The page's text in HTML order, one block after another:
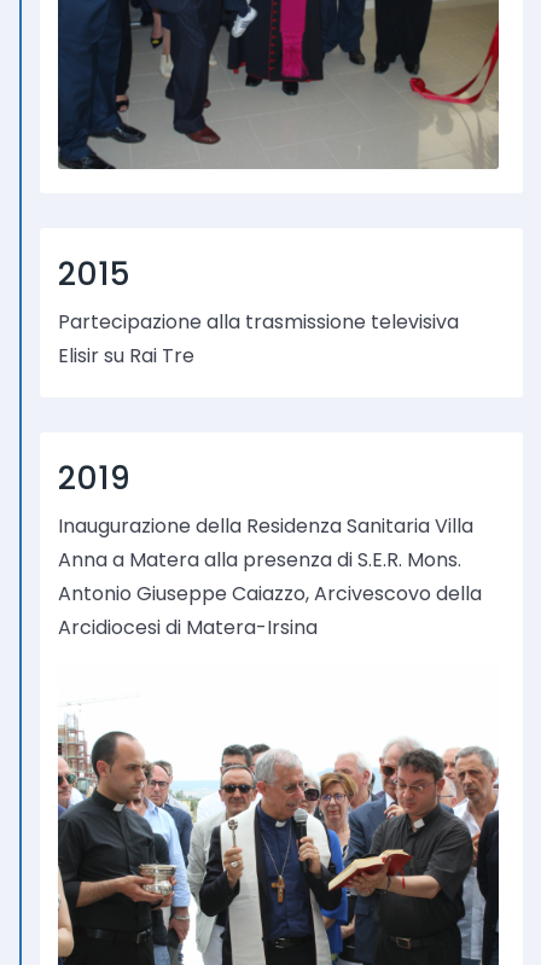
2015
Partecipazione alla trasmissione televisiva
Elisir su Rai Tre
2019
Inaugurazione della Residenza Sanitaria Villa
Anna a Matera alla presenza di S.E.R. Mons.
Antonio Giuseppe Caiazzo, Arcivescovo della
Arcidiocesi di Matera-Irsina